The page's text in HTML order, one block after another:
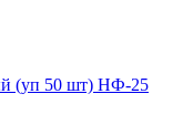
(уп 50 шт) НФ-25